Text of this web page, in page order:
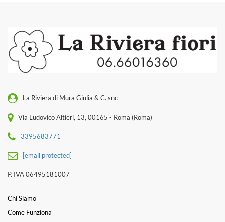
La Riviera di Mura Giulia & C. snc
Via Ludovico Altieri, 13, 00165 - Roma (Roma)
3395683771
[email protected]
P. IVA 06495181007
Chi Siamo
Come Funziona